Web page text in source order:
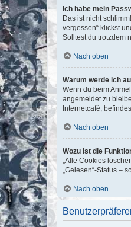
Ich habe mein
Das ist nicht
vergessen“ klickst
Solltest du trotzdem
Nach oben
Warum werde ich
Wenn du beim
angemeldet zu
Internetcafé,
Nach oben
Wozu ist die
„Alle Cookies
„Gelesen“-Status –
Nach oben